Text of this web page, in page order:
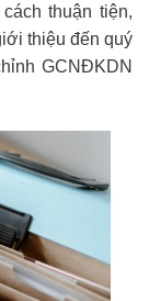
thuận tiện,
thiệu đến quý
GCNĐKDN